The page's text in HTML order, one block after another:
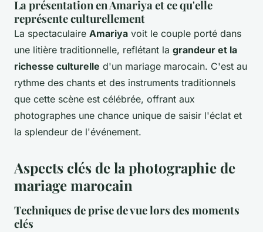
La présentation en Amariya et ce qu'elle
représente culturellement
La spectaculaire Amariya voit le couple porté dans
une litière traditionnelle, reflétant la grandeur et la
richesse culturelle d'un mariage marocain. C'est au
rythme des chants et des instruments traditionnels
que cette scène est célébrée, offrant aux
photographes une chance unique de saisir l'éclat et
la splendeur de l'événement.
Aspects clés de la photographie de
mariage marocain
Techniques de prise de vue lors des moments
clés